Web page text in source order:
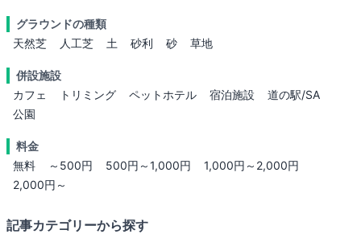
グラウンドの種類
天然芝
人工芝 土 砂利 砂 草地
併設施設
カフェ
トリミング ペットホテル 宿泊施設
道の駅/SA
公園
料金
無料
～500円 500円～1,000円
1,000円～2,000円
2,000円～
記事カテゴリーから探す